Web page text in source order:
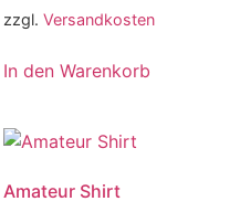
zzgl. Versandkosten
In den Warenkorb
Amateur Shirt